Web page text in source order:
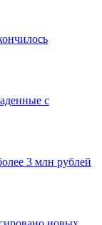
с
3 млн рублей